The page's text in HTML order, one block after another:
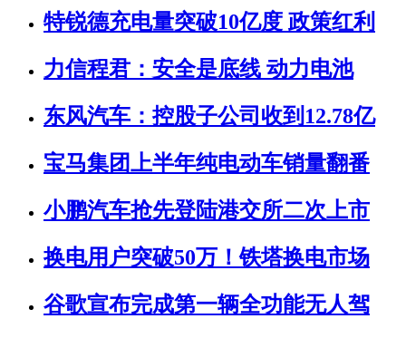
特锐德充电量突破10亿度 政策红利
力信程君：安全是底线 动力电池
东风汽车：控股子公司收到12.78亿
宝马集团上半年纯电动车销量翻番
小鹏汽车抢先登陆港交所二次上市
换电用户突破50万！铁塔换电市场
谷歌宣布完成第一辆全功能无人驾